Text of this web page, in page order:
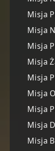
Misja
Misja
Misja
Misja
Misja
Misja
Misja
Misja
Misja